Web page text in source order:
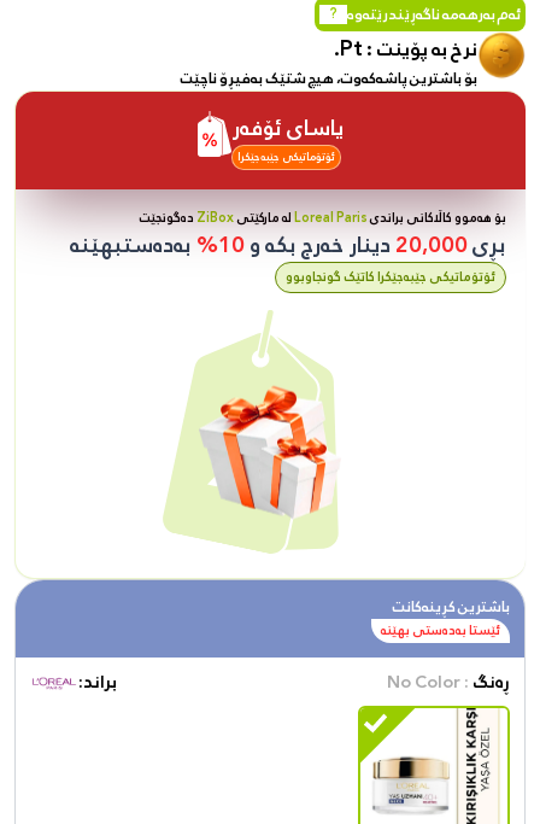
ئەم بەرهەمە ناگەڕێندرێتەوە ?
نرخ بە پۆینت :Pt.
بۆ باشترین پاشەکەوت، هیچ شتێک بەفیڕۆ ناچێت
یاسای ئۆفەر
ئۆتۆماتیکی جێبەجێکرا
بۆ هەموو کاڵاکانی براندیLoreal Parisلە مارکێتیZiBox دەگونجێت
بڕی20,000دینار خەرج بکە و10% بەدەستبهێنە
ئۆتۆماتیکی جێبەجێکرا کاتێک گونجاوبوو
باشترین کڕینەکانت
ئێستا بەدەستی بهێنە
ڕەنگ: No Color براند: